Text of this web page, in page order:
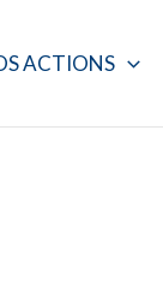
ACTIONS